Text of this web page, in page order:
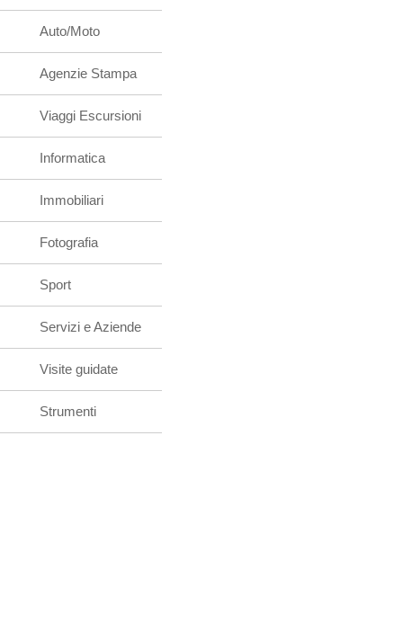
Auto/Moto
Agenzie Stampa
Viaggi Escursioni
Informatica
Immobiliari
Fotografia
Sport
Servizi e Aziende
Visite guidate
Strumenti